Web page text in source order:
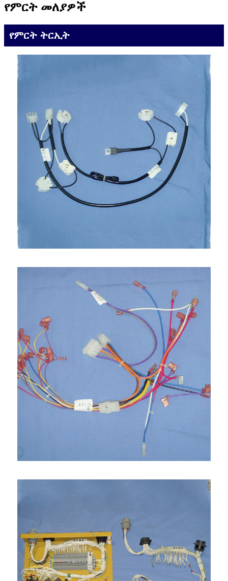
የምርት መለያዎች
የምርት ትርኢት